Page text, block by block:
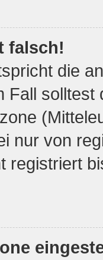
falsch!
die
Fall solltest
nur von
registriert